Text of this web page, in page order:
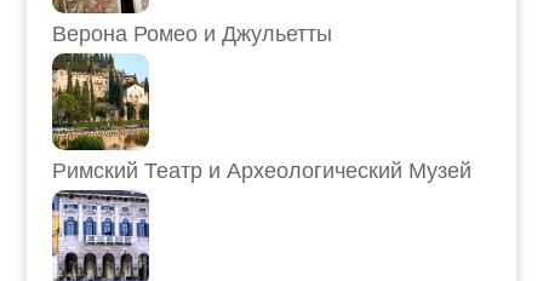
Верона Ромео и Джульетты
Римский Театр и Археологический Музей